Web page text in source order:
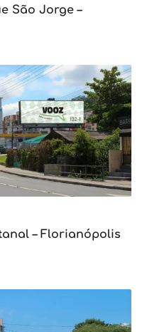
São Jorge –
– Florianópolis